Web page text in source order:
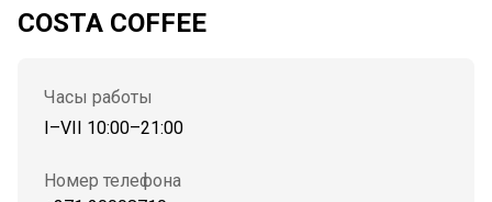
COSTA COFFEE
Часы работы
I–VII 10:00–21:00
Номер телефона